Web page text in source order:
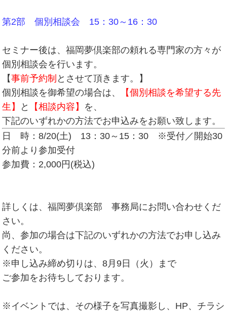
第2部 個別相談会 15：30～16：30
セミナー後は、福岡夢倶楽部の頼れる専門家の方々が
個別相談会を行います。
【事前予約制 とさせて頂きます。】
個別相談を御希望の場合は、
【個別相談を希望する先
生】
と 【相談内容】 を、
下記のいずれかの方法でお申込みをお願い致します。
日 時：8/20(土) 13：30～15：30 ※受付／開始30
分前より参加受付
参加費：2,000円(税込)
詳しくは、福岡夢倶楽部 事務局にお問い合わせくだ
さい。
尚、参加の場合は下記のいずれかの方法でお申し込み
ください。
※申し込み締め切りは、8月9日（火）まで
ご参加をお待ちしております。
※イベントでは、その様子を写真撮影し、HP、チラシ